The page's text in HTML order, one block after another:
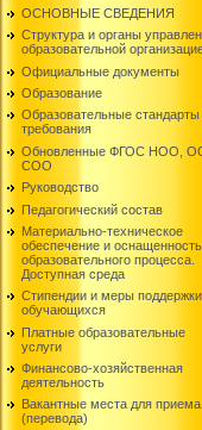
ОСНОВНЫЕ СВЕДЕНИЯ
Структура и органы
образовательной
Официальные документы
Образование
Образовательные стандарты
требования
Обновленные ФГОС НОО,
СОО
Руководство
Педагогический состав
Материально-техническое
обеспечение и оснащенность
образовательного процесса.
Доступная среда
Стипендии и меры поддержки
обучающихся
Платные образовательные
услуги
Финансово-хозяйственная
деятельность
Вакантные места для приема
(перевода)